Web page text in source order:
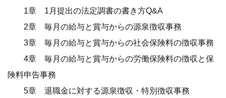
1章 1月提出の法定調書の書き方Q&A
2章 毎月の給与と賞与からの源泉徴収事務
3章 毎月の給与と賞与からの社会保険料の徴収事務
4章 毎月の給与と賞与からの労働保険料の徴収と保
険料申告事務
5章 退職金に対する源泉徴収・特別徴収事務